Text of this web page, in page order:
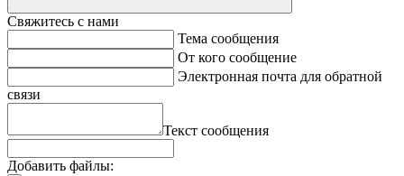
Свяжитесь с нами
Тема сообщения
От кого сообщение
Электронная почта для обратной
связи
Текст сообщения
Добавить файлы: